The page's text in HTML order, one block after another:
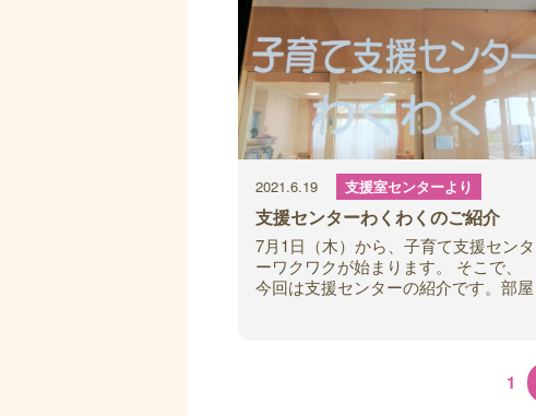
2021.6.19 支援室センターより
支援センターわくわくのご紹介
7月1日（木）から、子育て支援センタ
ーワクワクが始まります。 そこで、
今回は支援センターの紹介です。部屋
1